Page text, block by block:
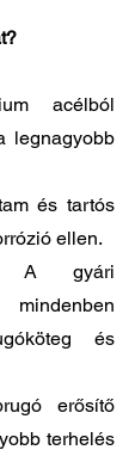
acélból
legnagyobb
és tartós
ellen.
A gyári
és
erősítő
terhelés